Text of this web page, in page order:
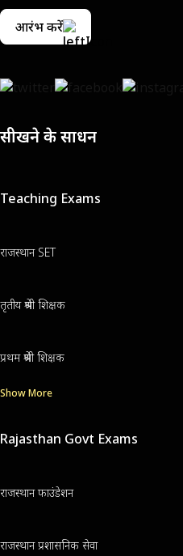
आरंभ करें
सीखने के साधन
Teaching Exams
राजस्थान SET
तृतीय श्रेणी शिक्षक
प्रथम श्रेणी शिक्षक
Show More
Rajasthan Govt Exams
राजस्थान फाउंडेशन
राजस्थान प्रशासनिक सेवा